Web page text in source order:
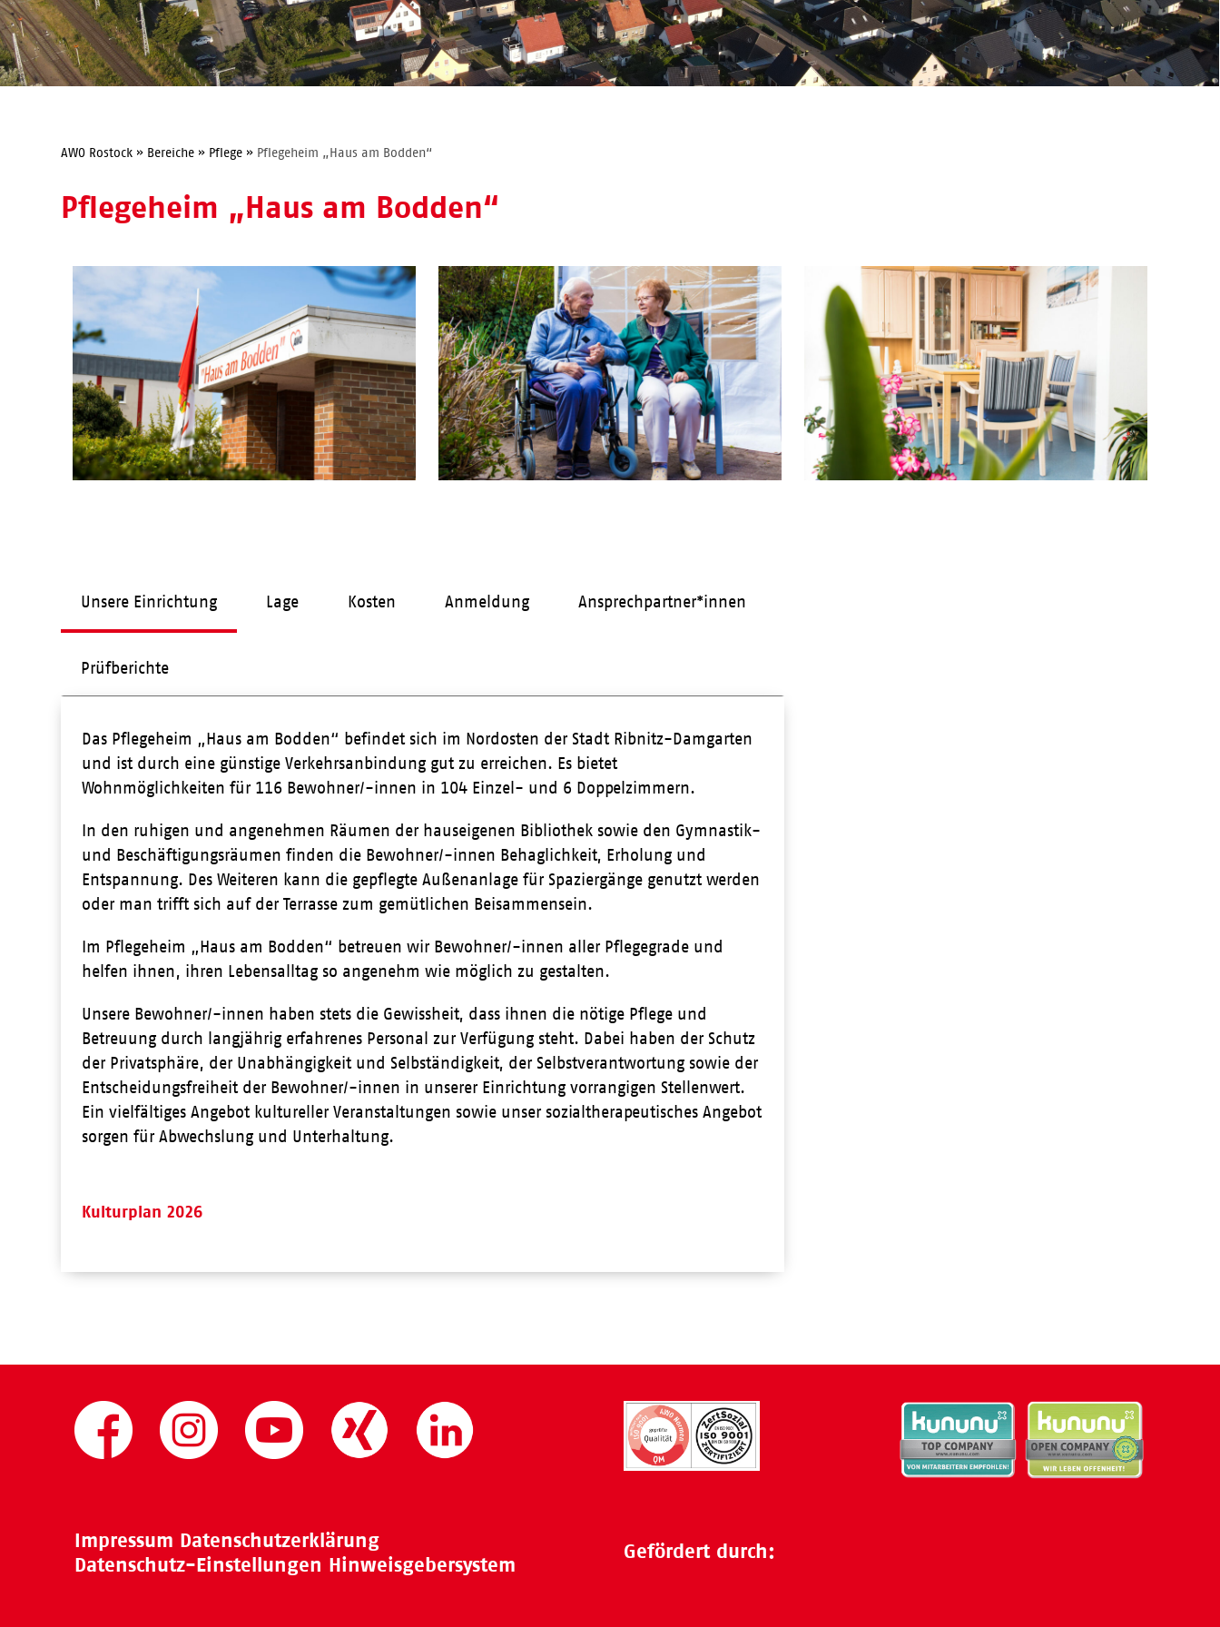
AWO Rostock » Bereiche » Pflege » Pflegeheim „Haus am Bodden“
Pflegeheim „Haus am Bodden“
Unsere Einrichtung Lage Kosten Anmeldung Ansprechpartner*innen
Prüfberichte
Das Pflegeheim „Haus am Bodden“ befindet sich im Nordosten der Stadt Ribnitz-Damgarten
und ist durch eine günstige Verkehrsanbindung gut zu erreichen. Es bietet
Wohnmöglichkeiten für 116 Bewohner/-innen in 104 Einzel- und 6 Doppelzimmern.
In den ruhigen und angenehmen Räumen der hauseigenen Bibliothek sowie den Gymnastik-
und Beschäftigungsräumen finden die Bewohner/-innen Behaglichkeit, Erholung und
Entspannung. Des Weiteren kann die gepflegte Außenanlage für Spaziergänge genutzt werden
oder man trifft sich auf der Terrasse zum gemütlichen Beisammensein.
Im Pflegeheim „Haus am Bodden“ betreuen wir Bewohner/-innen aller Pflegegrade und
helfen ihnen, ihren Lebensalltag so angenehm wie möglich zu gestalten.
Unsere Bewohner/-innen haben stets die Gewissheit, dass ihnen die nötige Pflege und
Betreuung durch langjährig erfahrenes Personal zur Verfügung steht. Dabei haben der Schutz
der Privatsphäre, der Unabhängigkeit und Selbständigkeit, der Selbstverantwortung sowie der
Entscheidungsfreiheit der Bewohner/-innen in unserer Einrichtung vorrangigen Stellenwert.
Ein vielfältiges Angebot kultureller Veranstaltungen sowie unser sozialtherapeutisches Angebot
sorgen für Abwechslung und Unterhaltung.
Kulturplan 2026
Impressum Datenschutzerklärung
Datenschutz-Einstellungen Hinweisgebersystem
Gefördert durch: